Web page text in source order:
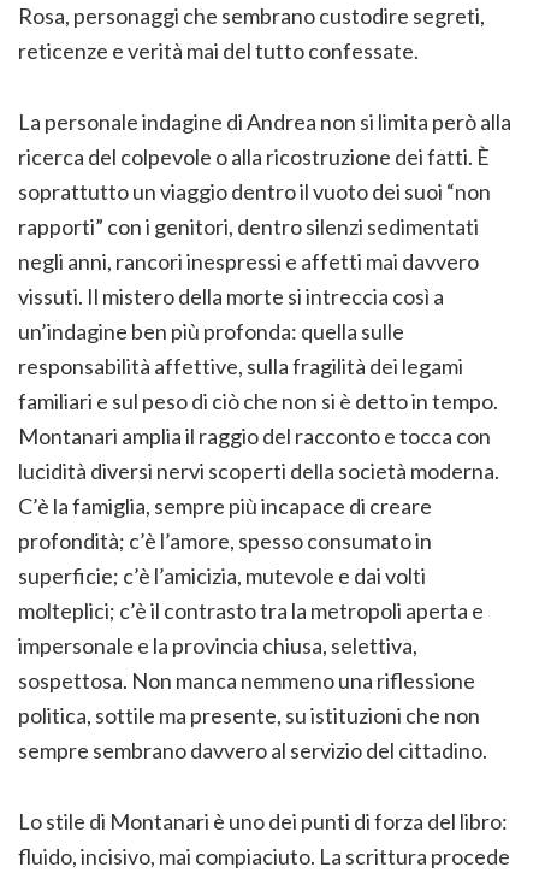
Rosa, personaggi che sembrano custodire segreti,
reticenze e verità mai del tutto confessate.
La personale indagine di Andrea non si limita però alla
ricerca del colpevole o alla ricostruzione dei fatti. È
soprattutto un viaggio dentro il vuoto dei suoi “non
rapporti” con i genitori, dentro silenzi sedimentati
negli anni, rancori inespressi e affetti mai davvero
vissuti. Il mistero della morte si intreccia così a
un’indagine ben più profonda: quella sulle
responsabilità affettive, sulla fragilità dei legami
familiari e sul peso di ciò che non si è detto in tempo.
Montanari amplia il raggio del racconto e tocca con
lucidità diversi nervi scoperti della società moderna.
C’è la famiglia, sempre più incapace di creare
profondità; c’è l’amore, spesso consumato in
superficie; c’è l’amicizia, mutevole e dai volti
molteplici; c’è il contrasto tra la metropoli aperta e
impersonale e la provincia chiusa, selettiva,
sospettosa. Non manca nemmeno una riflessione
politica, sottile ma presente, su istituzioni che non
sempre sembrano davvero al servizio del cittadino.
Lo stile di Montanari è uno dei punti di forza del libro:
fluido, incisivo, mai compiaciuto. La scrittura procede